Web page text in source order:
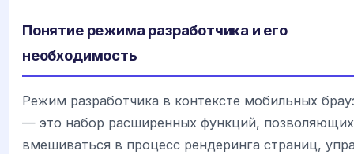
Понятие режима разработчика и его
необходимость
Режим разработчика в контексте мобильных
— это набор расширенных функций, позволяющих
вмешиваться в процесс рендеринга страниц,